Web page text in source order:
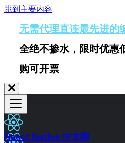
跳到主要内容
无需代理直连最先进的
全绝不掺水，限时优惠
购可开票
React Native 中文网